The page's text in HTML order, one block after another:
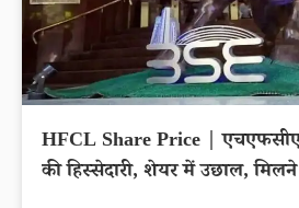
HFCL Share Price |
की हिस्सेदारी, शेयर में उछाल,